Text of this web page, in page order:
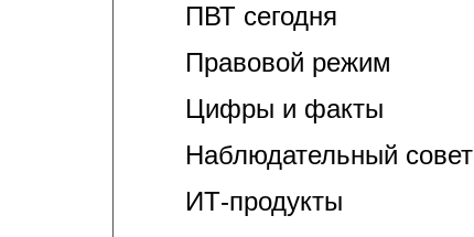
ПВТ сегодня
Правовой режим
Цифры и факты
Наблюдательный совет
ИТ-продукты